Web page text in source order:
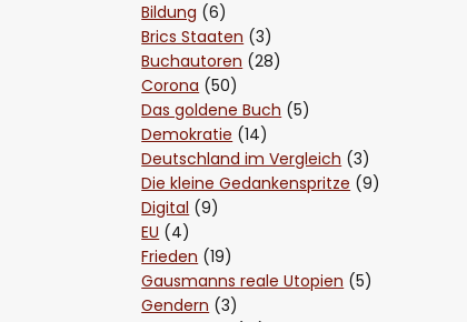
Bildung (6)
Brics Staaten (3)
Buchautoren (28)
Corona (50)
Das goldene Buch (5)
Demokratie (14)
Deutschland im Vergleich (3)
Die kleine Gedankenspritze (9)
Digital (9)
EU (4)
Frieden (19)
Gausmanns reale Utopien (5)
Gendern (3)